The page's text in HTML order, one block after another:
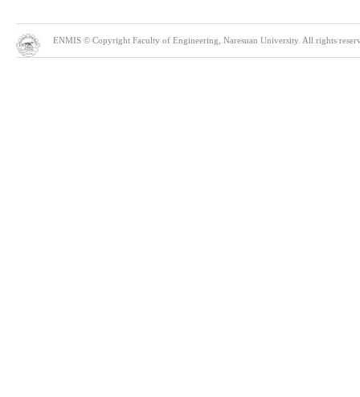
ENMIS © Copyright Faculty of Engineering, Naresuan University. All rights